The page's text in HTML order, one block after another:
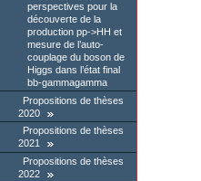
perspectives pour la
découverte de la
production pp->HH et
mesure de l’auto-
couplage du boson de
Higgs dans l’état final
bb-gammagamma
Propositions de thèses
2020
Propositions de thèses
2021
Propositions de thèses
2022